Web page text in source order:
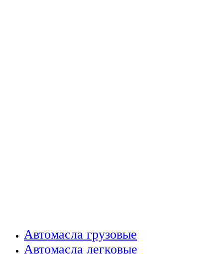
Автомасла грузовые
Автомасла легковые